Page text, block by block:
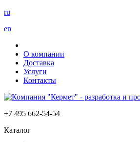
ru
en
О компании
Доставка
Услуги
Контакты
+7 495 662-54-54
Каталог